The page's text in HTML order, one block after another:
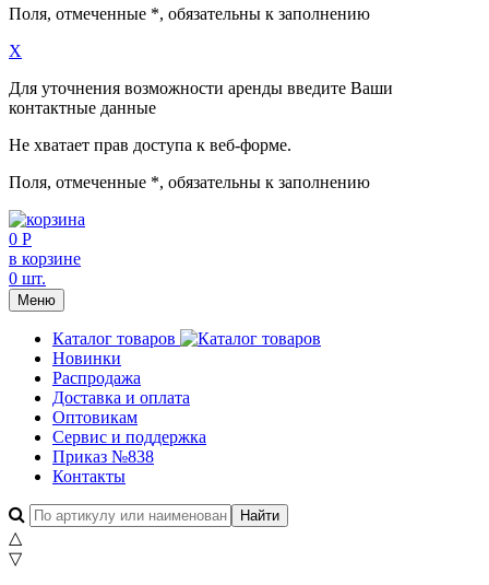
Поля, отмеченные *, обязательны к заполнению
X
Для уточнения возможности аренды введите Ваши
контактные данные
Не хватает прав доступа к веб-форме.
Поля, отмеченные *, обязательны к заполнению
0 Р
в корзине
0 шт.
Меню
Каталог товаров
Новинки
Распродажа
Доставка и оплата
Оптовикам
Сервис и поддержка
Приказ №838
Контакты
△
▽